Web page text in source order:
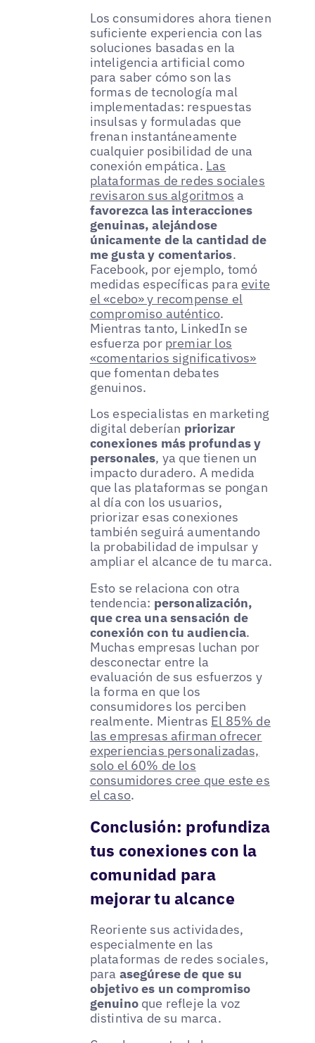
Los consumidores ahora tienen
suficiente experiencia con las
soluciones basadas en la
inteligencia artificial como
para saber cómo son las
formas de tecnología mal
implementadas: respuestas
insulsas y formuladas que
frenan instantáneamente
cualquier posibilidad de una
conexión empática. Las
plataformas de redes sociales
revisaron sus algoritmos a
favorezca las interacciones
genuinas, alejándose
únicamente de la cantidad de
me gusta y comentarios.
Facebook, por ejemplo, tomó
medidas específicas para evite
el «cebo» y recompense el
compromiso auténtico.
Mientras tanto, LinkedIn se
esfuerza por premiar los
«comentarios significativos»
que fomentan debates
genuinos.
Los especialistas en marketing
digital deberían priorizar
conexiones más profundas y
personales, ya que tienen un
impacto duradero. A medida
que las plataformas se pongan
al día con los usuarios,
priorizar esas conexiones
también seguirá aumentando
la probabilidad de impulsar y
ampliar el alcance de tu marca.
Esto se relaciona con otra
tendencia: personalización,
que crea una sensación de
conexión con tu audiencia.
Muchas empresas luchan por
desconectar entre la
evaluación de sus esfuerzos y
la forma en que los
consumidores los perciben
realmente. Mientras El 85% de
las empresas afirman ofrecer
experiencias personalizadas,
solo el 60% de los
consumidores cree que este es
el caso.
Conclusión: profundiza
tus conexiones con la
comunidad para
mejorar tu alcance
Reoriente sus actividades,
especialmente en las
plataformas de redes sociales,
para asegúrese de que su
objetivo es un compromiso
genuinoque refleje la voz
distintiva de su marca.